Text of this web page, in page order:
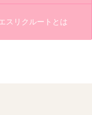
スリクルートとは